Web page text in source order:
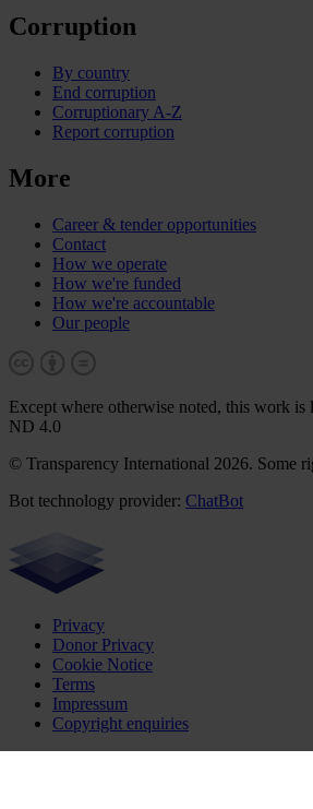
Corruption
By country
End corruption
Corruptionary A-Z
Report corruption
More
Career & tender opportunities
Contact
How we operate
How we're funded
How we're accountable
Our people
Except where otherwise noted, this work is
ND 4.0
© Transparency International 2026. Some
Bot technology provider: ChatBot
Privacy
Donor Privacy
Cookie Notice
Terms
Impressum
Copyright enquiries